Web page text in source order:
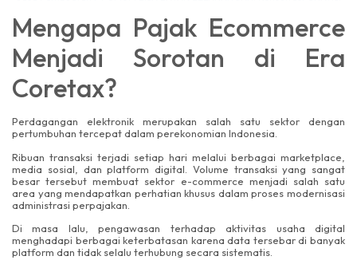
Mengapa Pajak Ecommerce
Menjadi Sorotan di Era
Coretax?
Perdagangan elektronik merupakan salah satu sektor dengan
pertumbuhan tercepat dalam perekonomian Indonesia.
Ribuan transaksi terjadi setiap hari melalui berbagai marketplace,
media sosial, dan platform digital. Volume transaksi yang sangat
besar tersebut membuat sektor e-commerce menjadi salah satu
area yang mendapatkan perhatian khusus dalam proses modernisasi
administrasi perpajakan.
Di masa lalu, pengawasan terhadap aktivitas usaha digital
menghadapi berbagai keterbatasan karena data tersebar di banyak
platform dan tidak selalu terhubung secara sistematis.